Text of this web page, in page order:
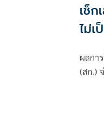
เช็
ไม่เ
ผลกา
(สก.)